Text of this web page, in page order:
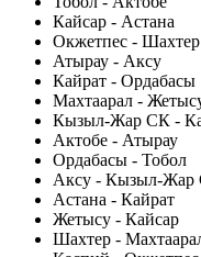
Кайсар - Астана
Окжетпес - Шахтер
Атырау - Аксу
Кайрат - Ордабасы
Махтаарал -
Кызыл-Жар СК -
Актобе - Атырау
Ордабасы - Тобол
Аксу - Кызыл-Жар
Астана - Кайрат
Жетысу - Кайсар
Шахтер -